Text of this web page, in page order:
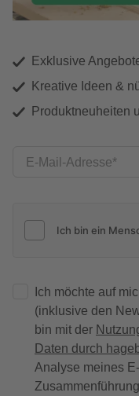
Exklusive
Kreative Ideen &
Produktneuheiten
E-Mail-Adresse
Ich möchte auf
(inklusive den
bin mit der
Daten durch
Analyse meines